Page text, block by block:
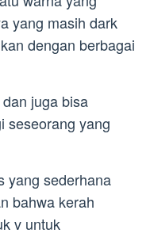
yang masih dark
dengan berbagai
juga bisa
seseorang yang
yang sederhana
bahwa kerah
v untuk